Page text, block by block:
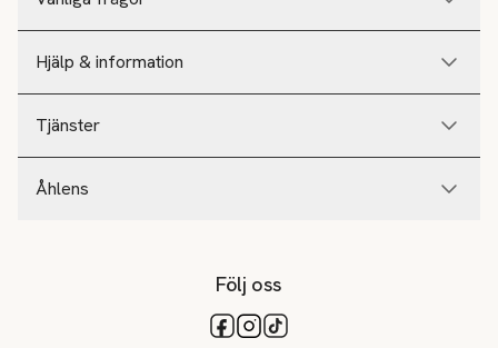
Hjälp & information
Tjänster
Åhlens
Följ oss